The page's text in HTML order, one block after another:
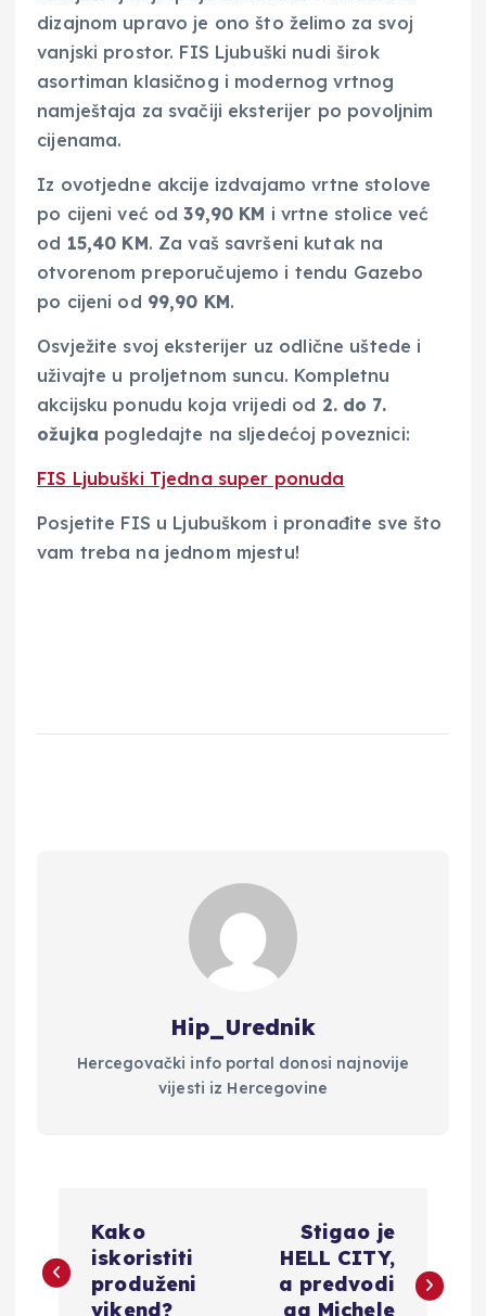
dizajnom upravo je ono što želimo za svoj
vanjski prostor. FIS Ljubuški nudi širok
asortiman klasičnog i modernog vrtnog
namještaja za svačiji eksterijer po povoljnim
cijenama.
Iz ovotjedne akcije izdvajamo vrtne stolove
po cijeni već od39,90 KM i vrtne stolice već
od 15,40 KM. Za vaš savršeni kutak na
otvorenom preporučujemo i tendu Gazebo
po cijeni od 99,90 KM.
Osvježite svoj eksterijer uz odlične uštede i
uživajte u proljetnom suncu. Kompletnu
akcijsku ponudu koja vrijedi od 2. do 7.
ožujka pogledajte na sljedećoj poveznici:
FIS Ljubuški Tjedna super ponuda
Posjetite FIS u Ljubuškom i pronađite sve što
vam treba na jednom mjestu!
Hip_Urednik
Hercegovački info portal donosi najnovije
vijesti iz Hercegovine
a
Kako
iskoristiti
produženi
vikend?
Stigao je
HELL CITY,
a predvodi
ga Michele